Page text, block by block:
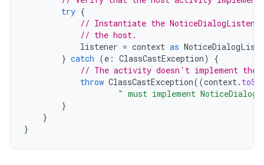
try {
// Instantiate the
// the host.
listener = context as
} catch (e : ClassCastException)
{
// The activity doesn't implement the
throw ClassCastException((context .
" must implement
}
}
}